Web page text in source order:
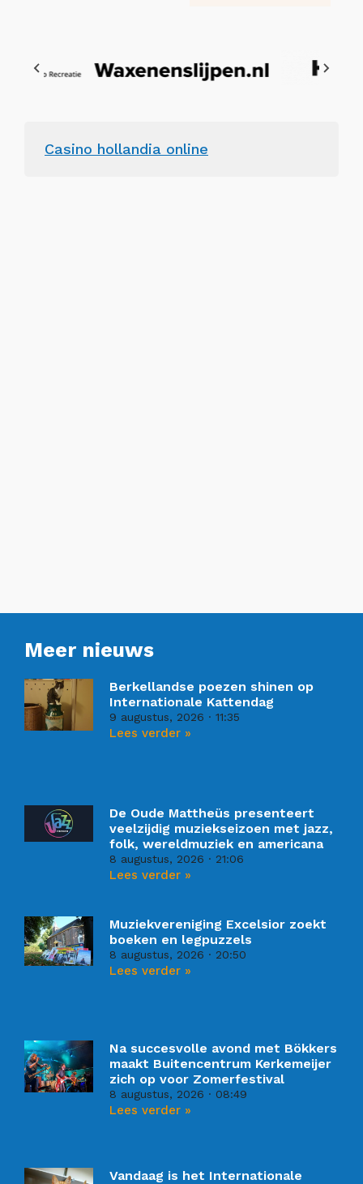
Casino hollandia online
Meer nieuws
Berkellandse poezen shinen op
Internationale Kattendag
9 augustus, 2026 11:35
Lees verder »
De Oude Mattheüs presenteert
veelzijdig muziekseizoen met jazz,
folk, wereldmuziek en americana
8 augustus, 2026 21:06
Lees verder »
Muziekvereniging Excelsior zoekt
boeken en legpuzzels
8 augustus, 2026 20:50
Lees verder »
Na succesvolle avond met Bökkers
maakt Buitencentrum Kerkemeijer
zich op voor Zomerfestival
8 augustus, 2026 08:49
Lees verder »
Vandaag is het Internationale